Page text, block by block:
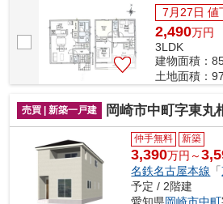
せて頂きますのでお気軽にお問合せ下...
7月27日 値
2,490万円
3LDK
建物面積：
土地面積：
売買 | 新築一戸建 岡崎市中町字東丸根213『
仲手無料 新築
3,390万円～
名鉄名古屋本線 「
予定 / 2階建